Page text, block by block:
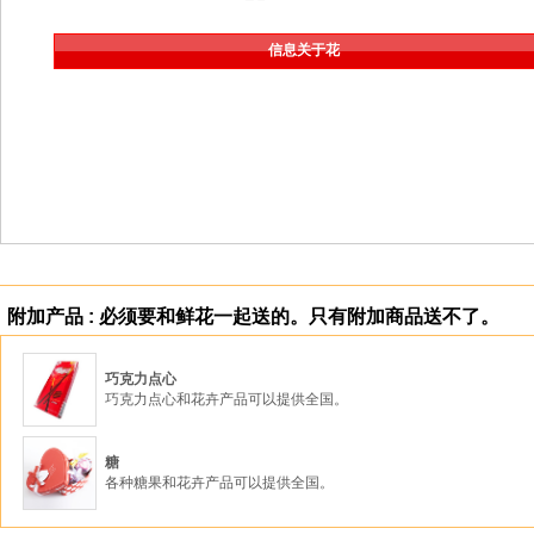
信息关于花
附加产品 : 必须要和鲜花一起送的。只有附加商品送不了。
巧克力点心
巧克力点心和花卉产品可以提供全国。
糖
各种糖果和花卉产品可以提供全国。